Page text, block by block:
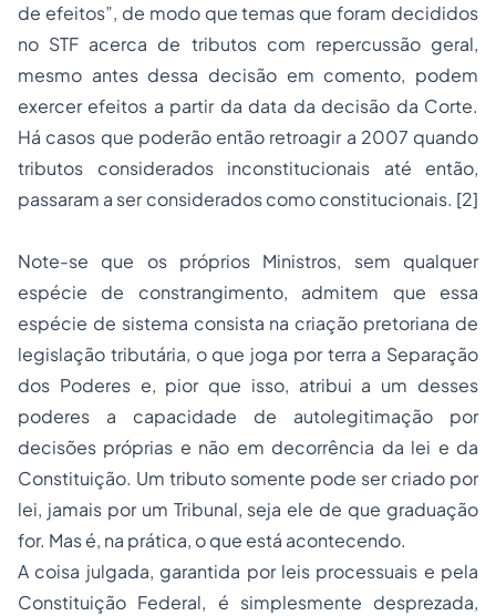
de efeitos”, de modo que temas que foram decididos
no STF acerca de tributos com repercussão geral,
mesmo antes dessa decisão em comento, podem
exercer efeitos a partir da data da decisão da Corte.
Há casos que poderão então retroagir a 2007 quando
tributos considerados inconstitucionais até então,
passaram a ser considerados como constitucionais. [2]
Note-se que os próprios Ministros, sem qualquer
espécie de constrangimento, admitem que essa
espécie de sistema consista na criação pretoriana de
legislação tributária, o que joga por terra a Separação
dos Poderes e, pior que isso, atribui a um desses
poderes a capacidade de autolegitimação por
decisões próprias e não em decorrência da lei e da
Constituição. Um tributo somente pode ser criado por
lei, jamais por um Tribunal, seja ele de que graduação
for. Mas é, na prática, o que está acontecendo.
A coisa julgada, garantida por leis processuais e pela
Constituição Federal, é simplesmente desprezada,